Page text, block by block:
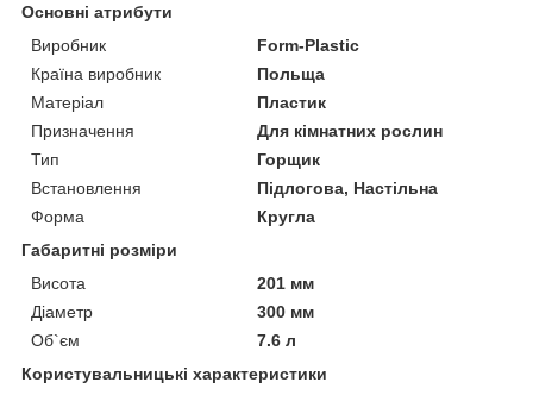
Основні атрибути
Виробник
Form-Plastic
Країна виробник
Польща
Матеріал
Пластик
Призначення
Для кімнатних рослин
Тип
Горщик
Встановлення
Підлогова, Настільна
Форма
Кругла
Габаритні розміри
Висота
201 мм
Діаметр
300 мм
Об`єм
7.6 л
Користувальницькі характеристики